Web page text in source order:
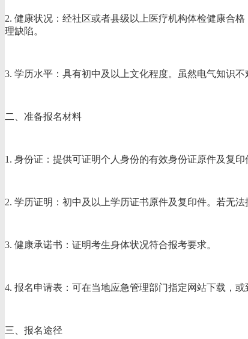
2. 健康状况：经社区或者县级以上医疗机构体检健康合
理缺陷。
3. 学历水平：具有初中及以上文化程度。虽然电气知识
二、准备报名材料
1. 身份证：提供可证明个人身份的有效身份证原件及复印
2. 学历证明：初中及以上学历证书原件及复印件。若无
3. 健康承诺书：证明考生身体状况符合报考要求。
4. 报名申请表：可在当地应急管理部门指定网站下载，或
三、报名途径